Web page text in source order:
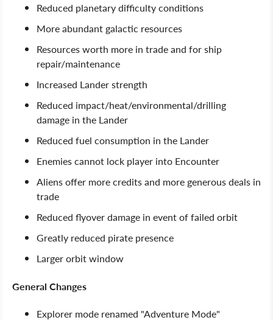
Reduced planetary difficulty conditions
More abundant galactic resources
Resources worth more in trade and for ship
repair/maintenance
Increased Lander strength
Reduced impact/heat/environmental/drilling
damage in the Lander
Reduced fuel consumption in the Lander
Enemies cannot lock player into Encounter
Aliens offer more credits and more generous deals in
trade
Reduced flyover damage in event of failed orbit
Greatly reduced pirate presence
Larger orbit window
General Changes
Explorer mode renamed "Adventure Mode"